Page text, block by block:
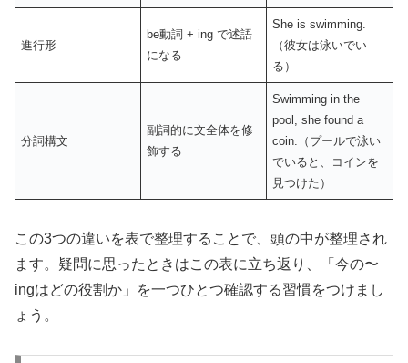
進行形
be動詞 + ing で述語
になる
She is swimming.
（彼女は泳いでい
る）
分詞構文
副詞的に文全体を修
飾する
Swimming in the
pool, she found a
coin.（プールで泳い
でいると、コインを
見つけた）
この3つの違いを表で整理することで、頭の中が整理され
ます。疑問に思ったときはこの表に立ち返り、「今の〜
ingはどの役割か」を一つひとつ確認する習慣をつけまし
ょう。